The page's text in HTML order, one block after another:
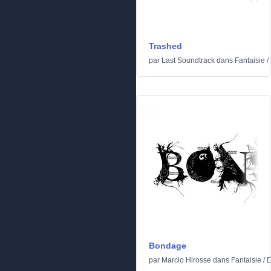
Trashed
par Last Soundtrack dans Fantaisie /
Bondage
par Marcio Hirosse dans Fantaisie /